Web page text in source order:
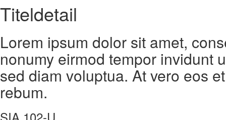
Titeldetail
Lorem ipsum dolor sit amet,
nonumy eirmod tempor invidunt
sed diam voluptua. At vero eos
rebum.